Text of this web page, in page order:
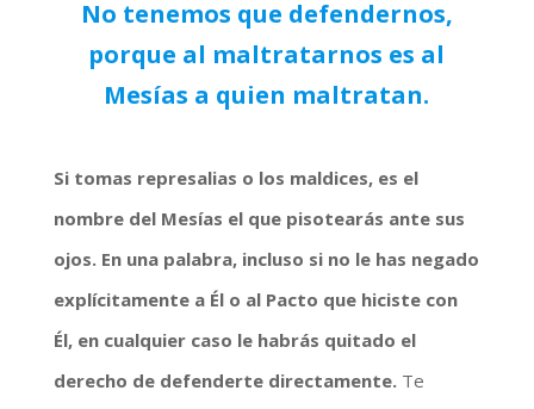
No tenemos que defendernos,
porque al maltratarnos es al
Mesías a quien maltratan.
Si tomas represalias o los maldices, es el
nombre del Mesías el que pisotearás ante sus
ojos. En una palabra, incluso si no le has negado
explícitamente a Él o al Pacto que hiciste con
Él, en cualquier caso le habrás quitado el
derecho de defenderte directamente.Te